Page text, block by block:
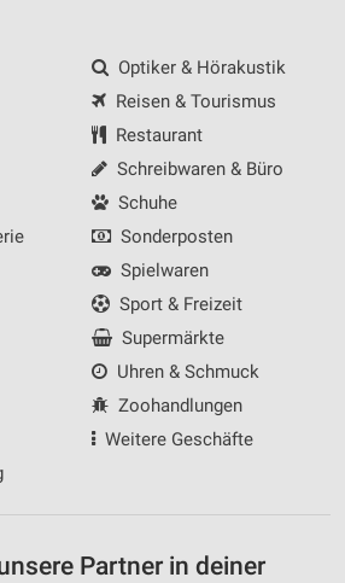
Optiker & Hörakustik
Reisen & Tourismus
Restaurant
Schreibwaren & Büro
Schuhe
Sonderposten
Spielwaren
Sport & Freizeit
Supermärkte
Uhren & Schmuck
Zoohandlungen
Weitere Geschäfte
Partner in deiner